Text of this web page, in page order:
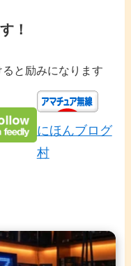
！
と励みになります
にほんブログ
村